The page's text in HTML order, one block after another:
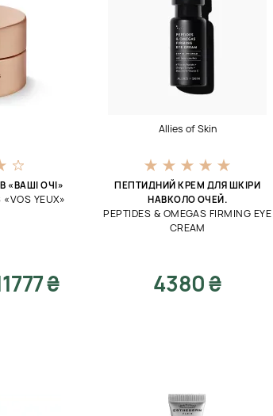
«ВАШІ ОЧІ»
«VOS YEUX»
₴
Allies of Skin
ПЕПТИДНИЙ КРЕМ ДЛЯ ШКІРИ
НАВКОЛО ОЧЕЙ.
PEPTIDES & OMEGAS FIRMING EYE
CREAM
4380 ₴